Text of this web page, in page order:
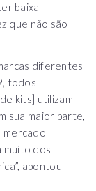
baixa
que não são
diferentes
todos
kits] utilizam
sua maior parte,
mercado
muito dos
apontou